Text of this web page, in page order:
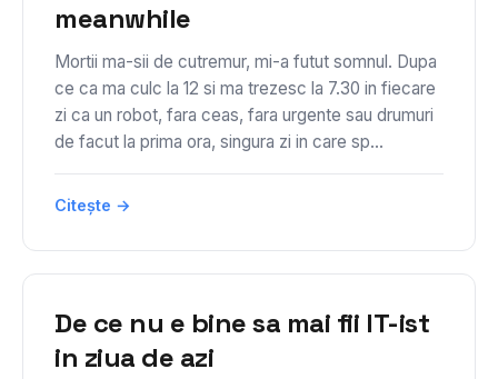
meanwhile
Mortii ma-sii de cutremur, mi-a futut somnul. Dupa
ce ca ma culc la 12 si ma trezesc la 7.30 in fiecare
zi ca un robot, fara ceas, fara urgente sau drumuri
de facut la prima ora, singura zi in care sp...
Citește →
De ce nu e bine sa mai fii IT-ist
in ziua de azi